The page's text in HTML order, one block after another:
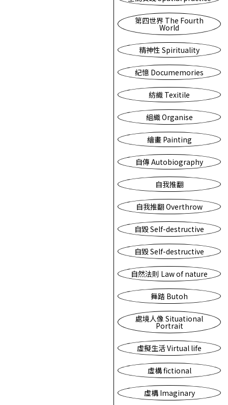
第四世界 The Fourth
World
精神性 Spirituality
紀憶 Documemories
紡織 Texitile
組織 Organise
繪畫 Painting
自傳 Autobiography
自我推翻
自我推翻 Overthrow
自毀 Self-destructive
自毀 Self-destructive
自然法則 Law of nature
舞踏 Butoh
處境人像 Situational
Portrait
虛擬生活 Virtual life
虛構 fictional
虛構 Imaginary